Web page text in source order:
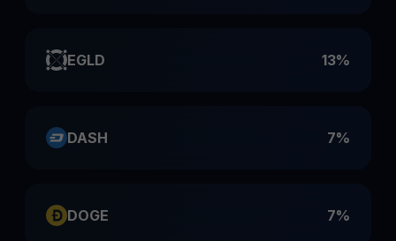
EGLD 13%
DASH 7%
DOGE 7%